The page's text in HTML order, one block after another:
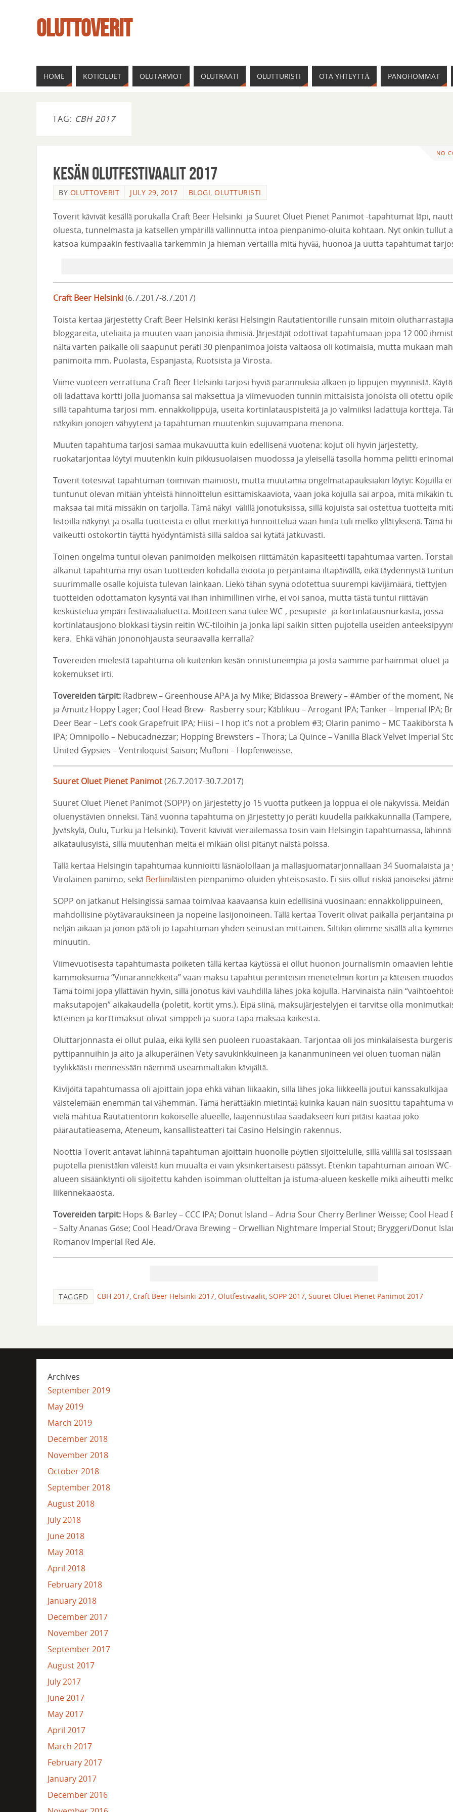
OLUTTOVERIT
HOME KOTIOLUET OLUTARVIOT OLUTRAATI OLUTTURISTI OTA YHTEYTTÄ PANOHOMMAT
TAG: CBH 2017
NO
Kesän Olutfestivaalit 2017
BY OLUTTOVERIT JULY 29, 2017 BLOGI, OLUTTURISTI
Toverit kävivät kesällä porukalla Craft Beer Helsinki ja Suuret Oluet Pienet Panimot -tapahtumat läpi,
oluesta, tunnelmasta ja katsellen ympärillä vallinnutta intoa pienpanimo-oluita kohtaan. Nyt onkin tullut
katsoa kumpaakin festivaalia tarkemmin ja hieman vertailla mitä hyvää, huonoa ja uutta tapahtumat
Craft Beer Helsinki(6.7.2017-8.7.2017)
Toista kertaa järjestetty Craft Beer Helsinki keräsi Helsingin Rautatientorille runsain mitoin
bloggareita, uteliaita ja muuten vaan janoisia ihmisiä. Järjestäjät odottivat tapahtumaan jopa 12 000
näitä varten paikalle oli saapunut peräti 30 pienpanimoa joista valtaosa oli kotimaisia, mutta mukaan
panimoita mm. Puolasta, Espanjasta, Ruotsista ja Virosta.
Viime vuoteen verrattuna Craft Beer Helsinki tarjosi hyviä parannuksia alkaen jo lippujen myynnistä.
oli ladattava kortti jolla juomansa sai maksettua ja viimevuoden tunnin mittaisista jonoista oli otettu
sillä tapahtuma tarjosi mm. ennakkolippuja, useita kortinlatauspisteitä ja jo valmiiksi ladattuja kortteja.
näkyikin jonojen vähyytenä ja tapahtuman muutenkin sujuvampana menona.
Muuten tapahtuma tarjosi samaa mukavuutta kuin edellisenä vuotena: kojut oli hyvin järjestetty,
ruokatarjontaa löytyi muutenkin kuin pikkusuolaisen muodossa ja yleisellä tasolla homma pelitti
Toverit totesivat tapahtuman toimivan mainiosti, mutta muutamia ongelmatapauksiakin löytyi: Kojuilla ei
tuntunut olevan mitään yhteistä hinnoittelun esittämiskaaviota, vaan joka kojulla sai arpoa, mitä mikäkin
maksaa tai mitä missäkin on tarjolla. Tämä näkyi välillä jonotuksissa, sillä kojuista sai ostettua tuotteita
listoilla näkynyt ja osalla tuotteista ei ollut merkittyä hinnoittelua vaan hinta tuli melko yllätyksenä. Tämä
vaikeutti ostokortin täyttä hyödyntämistä sillä saldoa sai kytätä jatkuvasti.
Toinen ongelma tuntui olevan panimoiden melkoisen riittämätön kapasiteetti tapahtumaa varten.
alkanut tapahtuma myi osan tuotteiden kohdalla eioota jo perjantaina iltapäivällä, eikä täydennystä
suurimmalle osalle kojuista tulevan lainkaan. Liekö tähän syynä odotettua suurempi kävijämäärä, tiettyjen
tuotteiden odottamaton kysyntä vai ihan inhimillinen virhe, ei voi sanoa, mutta tästä tuntui riittävän
keskustelua ympäri festivaalialuetta. Moitteen sana tulee WC-, pesupiste- ja kortinlatausnurkasta, jossa
kortinlatausjono blokkasi täysin reitin WC-tiloihin ja jonka läpi saikin sitten pujotella useiden
kera. Ehkä vähän jononohjausta seuraavalla kerralla?
Tovereiden mielestä tapahtuma oli kuitenkin kesän onnistuneimpia ja josta saimme parhaimmat oluet ja
kokemukset irti.
Tovereiden tärpit: Radbrew – Greenhouse APA ja Ivy Mike; Bidassoa Brewery – #Amber of the moment,
ja Amuitz Hoppy Lager; Cool Head Brew- Rasberry sour; Käblikuu – Arrogant IPA; Tanker – Imperial IPA;
Deer Bear – Let’s cook Grapefruit IPA; Hiisi – I hop it’s not a problem #3; Olarin panimo – MC Taakibörsta
IPA; Omnipollo – Nebucadnezzar; Hopping Brewsters – Thora; La Quince – Vanilla Black Velvet Imperial
United Gypsies – Ventriloquist Saison; Mufloni – Hopfenweisse.
Suuret Oluet Pienet Panimot(26.7.2017-30.7.2017)
Suuret Oluet Pienet Panimot (SOPP) on järjestetty jo 15 vuotta putkeen ja loppua ei ole näkyvissä. Meidän
oluenystävien onneksi. Tänä vuonna tapahtuma on järjestetty jo peräti kuudella paikkakunnalla (Tampere,
Jyväskylä, Oulu, Turku ja Helsinki). Toverit kävivät vierailemassa tosin vain Helsingin tapahtumassa, lähinnä
aikataulusyistä, sillä muutenhan meitä ei mikään olisi pitänyt näistä poissa.
Tällä kertaa Helsingin tapahtumaa kunnioitti läsnäolollaan ja mallasjuomatarjonnallaan 34 Suomalaista ja
Virolainen panimo, sekä Berliiniläisten pienpanimo-oluiden yhteisosasto. Ei siis ollut riskiä janoiseksi
SOPP on jatkanut Helsingissä samaa toimivaa kaavaansa kuin edellisinä vuosinaan: ennakkolippuineen,
mahdollisine pöytävarauksineen ja nopeine lasijonoineen. Tällä kertaa Toverit olivat paikalla perjantaina
neljän aikaan ja jonon pää oli jo tapahtuman yhden seinustan mittainen. Siltikin olimme sisällä alta
minuutin.
Viimevuotisesta tapahtumasta poiketen tällä kertaa käytössä ei ollut huonon journalismin omaavien
kammoksumia “Viinarannekkeita” vaan maksu tapahtui perinteisin menetelmin kortin ja käteisen
Tämä toimi jopa yllättävän hyvin, sillä jonotus kävi vauhdilla lähes joka kojulla. Harvinaista näin
maksutapojen” aikakaudella (poletit, kortit yms.). Eipä siinä, maksujärjestelyjen ei tarvitse olla
käteinen ja korttimaksut olivat simppeli ja suora tapa maksaa kaikesta.
Oluttarjonnasta ei ollut pulaa, eikä kyllä sen puoleen ruoastakaan. Tarjontaa oli jos minkälaisesta
pyttipannuihin ja aito ja alkuperäinen Vety savukinkkuineen ja kananmunineen vei oluen tuoman nälän
tyylikkäästi mennessään näemmä useammaltakin kävijältä.
Kävijöitä tapahtumassa oli ajoittain jopa ehkä vähän liikaakin, sillä lähes joka liikkeellä joutui kanssakulkijaa
väistelemään enemmän tai vähemmän. Tämä herättääkin mietintää kuinka kauan näin suosittu tapahtuma
vielä mahtua Rautatientorin kokoiselle alueelle, laajennustilaa saadakseen kun pitäisi kaataa joko
päärautatieasema, Ateneum, kansallisteatteri tai Casino Helsingin rakennus.
Noottia Toverit antavat lähinnä tapahtuman ajoittain huonolle pöytien sijoittelulle, sillä välillä sai tosissaan
pujotella pienistäkin väleistä kun muualta ei vain yksinkertaisesti päässyt. Etenkin tapahtuman ainoan WC-
alueen sisäänkäynti oli sijoitettu kahden isoimman olutteltan ja istuma-alueen keskelle mikä aiheutti
liikennekaaosta.
Tovereiden tärpit: Hops & Barley – CCC IPA; Donut Island – Adria Sour Cherry Berliner Weisse; Cool Head
– Salty Ananas Göse; Cool Head/Orava Brewing – Orwellian Nightmare Imperial Stout; Bryggeri/Donut
Romanov Imperial Red Ale.
TAGGED CBH 2017 Craft Beer Helsinki 2017 Olutfestivaalit SOPP 2017 Suuret Oluet Pienet Panimot 2017
Archives
September 2019
May 2019
March 2019
December 2018
November 2018
October 2018
September 2018
August 2018
July 2018
June 2018
May 2018
April 2018
February 2018
January 2018
December 2017
November 2017
September 2017
August 2017
July 2017
June 2017
May 2017
April 2017
March 2017
February 2017
January 2017
December 2016